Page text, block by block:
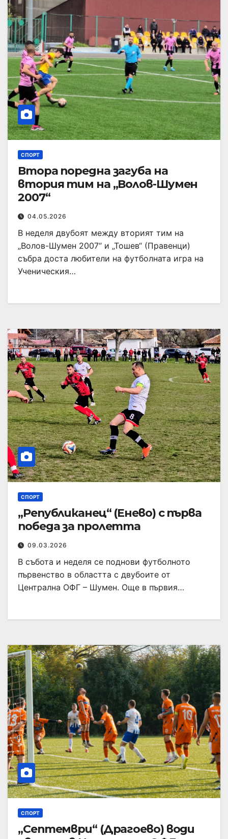
СПОРТ
Втора поредна загуба на
втория тим на „Волов-Шумен
2007“
04.05.2026
В неделя двубоят между вторият тим на
„Волов-Шумен 2007“ и „Тошев“ (Правенци)
събра доста любители на футболната игра на
Ученическия…
СПОРТ
„Републиканец“ (Енево) с първа
победа за пролетта
09.03.2026
В събота и неделя се поднови футболното
първенство в областта с двубоите от
Централна ОФГ – Шумен. Още в първия…
СПОРТ
„Септември“ (Драгоево) води